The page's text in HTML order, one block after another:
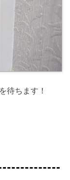
待ちます！